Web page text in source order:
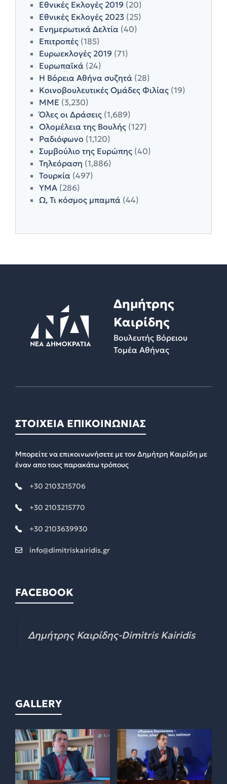
Εθνικές Εκλογές 2019 (20)
Εθνικές Εκλογές 2023 (25)
Ενημερωτικά Δελτία (40)
Επιτροπές (185)
Ευρωεκλογές 2019 (71)
Ευρωπαϊκά (24)
Η Βόρεια Αθήνα συζητά (28)
Κοινοβουλευτικές Ομάδες Φιλίας (19)
ΜΜΕ (3,230)
Όλες οι Δράσεις (1,689)
Ολομέλεια της Βουλής (127)
Ραδιόφωνο (1,120)
Συμβούλιο της Ευρώπης (40)
Τηλεόραση (1,886)
Τουρκία (497)
ΥΜΑ (286)
Ω, Τι κόσμος μπαμπά (44)
Δημήτρης
Καιρίδης
Βουλευτής Βόρειου
Τομέα Αθήνας
ΣΤΟΙΧΕΙΑ ΕΠΙΚΟΙΝΩΝΙΑΣ
Μπορείτε να επικοινωνήσετε με τον Δημήτρη Καιρίδη με
έναν απο τους παρακάτω τρόπους
+30 2103215706
+30 2103215770
+30 2103639930
info@dimitriskairidis.gr
FACEBOOK
Δημήτρης Καιρίδης-Dimitris Kairidis
GALLERY